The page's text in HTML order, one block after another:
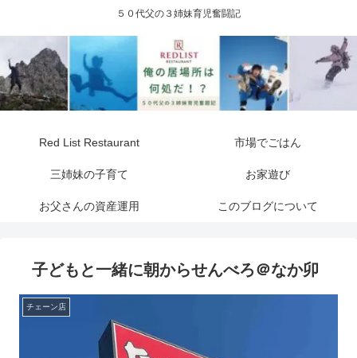
５０代父の３姉妹育児奮闘記
Red List Restaurant 市場でごはん
三姉妹の子育て お家遊び
お父さんの資産運用 このブログについて
子どもと一緒に朝からせんべろ＠なか卯
チェーン店